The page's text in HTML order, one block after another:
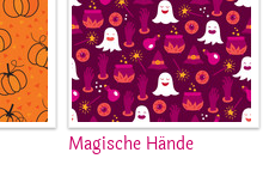
Magische Hände